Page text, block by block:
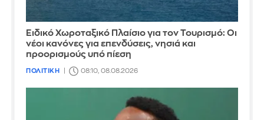
Ειδικό Χωροταξικό Πλαίσιο για τον Τουρισμό: Οι
νέοι κανόνες για επενδύσεις, νησιά και
προορισμούς υπό πίεση
ΠΟΛΙΤΙΚΗ 08:10, 08.08.2026